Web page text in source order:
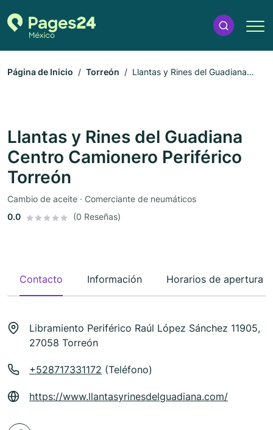
Página de Inicio Torreón
Llantas y Rines del Guadiana
Llantas y Rines del Guadiana
Centro Camionero Periférico
Torreón
Cambio de aceite · Comerciante de neumáticos
0.0
(0 Reseñas)
Contacto Información Horarios de apertura
Libramiento Periférico Raúl López Sánchez 11905,
27058 Torreón
+528717331172 (Teléfono)
https://www.llantasyrinesdelguadiana.com/